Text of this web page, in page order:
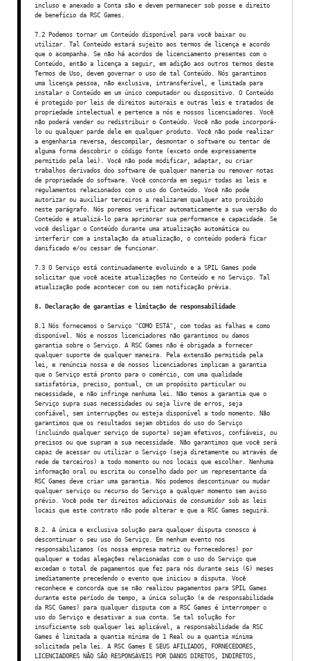
incluso e anexado a Conta são e devem permanecer sob posse e direito
de benefício da RSC Games.
7.2 Podemos tornar um Conteúdo disponível para você baixar ou
utilizar. Tal Conteúdo estará sujeito aos termos de licença e acordo
que o acompanha. Se não há acordos de licenciamento presentes com o
Conteúdo, então a licença a seguir, em adição aos outros termos deste
Termos de Uso, devem governar o uso de tal Conteúdo. Nós garantimos
uma licença pessoa, não exclusiva, intransferível, e limitada para
instalar o Conteúdo em um único computador ou dispositivo. O Conteúdo
é protegido por leis de direitos autorais e outras leis e tratados de
propriedade intelectual e pertence a nós e nossos licenciadores. Você
não poderá vender ou redistribuir o Conteúdo. Você não pode incorporá-
lo ou qualquer parde dele em qualquer produto. Você não pode realizar
a engenharia reversa, descompilar, desmontar o software ou tentar de
alguma forma descobrir o código fonte (exceto onde expressamente
permitido pela lei). Você não pode modificar, adaptar, ou criar
trabalhos derivados doo software de qualquer maneria ou remover notas
de propriedade do software. Você concorda em seguir todas as leis e
regulamentos relacionados com o uso do Conteúdo. Você não pode
autorizar ou auxiliar terceiros a realizarem qualquer ato proibido
neste parágrafo. Nós poremos verificar automaticamente a sua versão do
Conteúdo e atualizá-lo para aprimorar sua performance e capacidade. Se
você desligar o Conteúdo durante uma atualização automática ou
interferir com a instalação da atualização, o conteúdo poderá ficar
danificado e/ou cessar de funcionar.
7.3 O Serviço está continuadamente evoluindo e a SPIL Games pode
solicitar que você aceite atualizações no Conteúdo e no Serviço. Tal
atualização pode acontecer com ou sem notificação prévia.
8. Declaração de garantias e limitação de responsabilidade
8.1 Nós fornecemos o Serviço "COMO ESTÁ", com todas as falhas e como
disponível. Nós e nossos licenciadores não garantimos ou damos
garantia sobre o Serviço. A RSC Games não é obrigada a fornecer
qualquer suporte de qualquer maneira. Pela extensão permitida pela
lei, e renúncia nossa e de nossos licenciadores implicam a garantia
que o Serviço está pronto para o comércio, com uma qualidade
satisfatória, preciso, pontual, cm um propósito particular ou
necessidade, e não infringe nenhuma lei. Não temos a garantia que o
Serviço supra suas necessidades ou seja livre de erros, seja
confiável, sem interrupções ou esteja disponível a todo momento. Não
garantimos que os resultados sejam obtidos do uso do Serviço
(incluindo qualquer serviço de suporte) sejam efetivos, confiáveis, ou
precisos ou que supram a sua necessidade. Não garantimos que você será
capaz de acessar ou utilizar o Serviço (seja diretamente ou através de
rede de terceiros) a todo momento ou nos locais que escolher. Nenhuma
informação oral ou escrita ou conselho dado por um representante da
RSC Games deve criar uma garantia. Nós podemos descontinuar ou mudar
qualquer serviço ou recurso do Serviço a qualquer momento sem aviso
prévio. Você pode ter direitos adicionais de consumidor sob as leis
locais que este contrato não pode alterar e que a RSC Games seguirá.
8.2. A única e exclusiva solução para qualquer disputa conosco é
descontinuar o seu uso do Serviço. Em nenhum evento nos
responsabilizamos (os nossa empresa matriz ou fornecedores) por
qualquer e todas alegações relacionadas com o uso do Serviço que
excedam o total de pagamentos que fez para nós durante seis (6) meses
imediatamente precedendo o evento que iniciou a disputa. Você
reconhece e concorda que se não realizou pagamentos para SPIL Games
durante este período de tempo, a única solução (e de responsabilidade
da RSC Games) para qualquer disputa com a RSC Games é interromper o
uso do Serviço e desativar a sua conta. Se tal solução for
insuficiente sob qualquer lei aplicável, a responsabilidade da RSC
Games é limitada a quantia mínima de 1 Real ou a quantia mínima
solicitada pela lei. A RSC Games E SEUS AFILIADOS, FORNECEDORES,
LICENCIADORES NÃO SÃO RESPONSÁVEIS POR DANOS DIRETOS, INDIRETOS,